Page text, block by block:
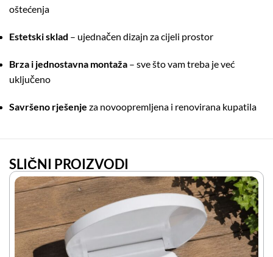
oštećenja
Estetski sklad – ujednačen dizajn za cijeli prostor
Brza i jednostavna montaža – sve što vam treba je već
uključeno
Savršeno rješenje za novoopremljena i renovirana kupatila
SLIČNI PROIZVODI